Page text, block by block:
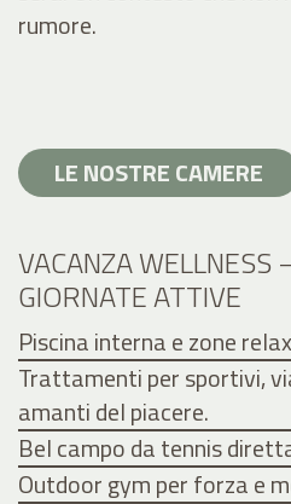
rumore.
LE NOSTRE CAMERE
VACANZA WELLNESS
GIORNATE ATTIVE
Piscina interna e zone
Trattamenti per sportivi,
amanti del piacere.
Bel campo da tennis
Outdoor gym per forza e